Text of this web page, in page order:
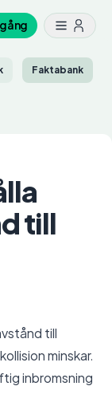
Faktabank
till
till
minskar.
inbromsning